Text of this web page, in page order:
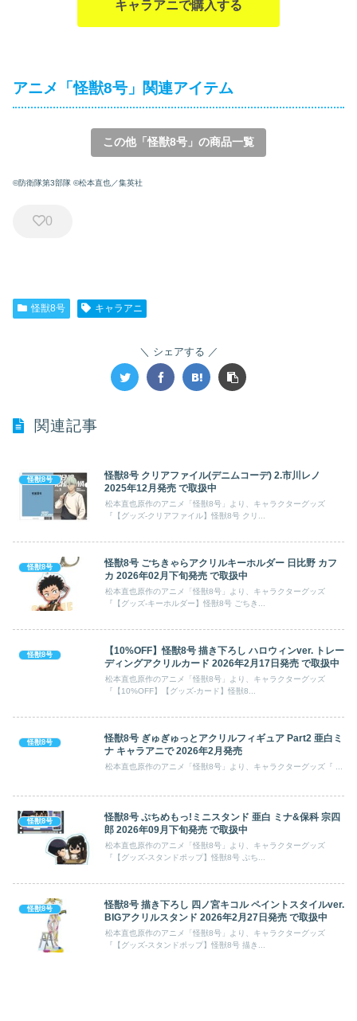
キャラアニで購入する
アニメ「怪獣8号」関連アイテム
この他「怪獣8号」の商品一覧
©防衛隊第3部隊 ©松本直也／集英社
0
怪獣8号 キャラアニ
シェアする
関連記事
怪獣8号
怪獣8号 クリアファイル(デニムコーデ) 2.市川レノ
2025年12月発売 で取扱中
松本直也原作のアニメ「怪獣8号」より、キャラクターグッズ
『【グッズ-クリアファイル】怪獣8号 クリ...
怪獣8号
怪獣8号 ごちきゃらアクリルキーホルダー 日比野 カフ
カ 2026年02月下旬発売 で取扱中
松本直也原作のアニメ「怪獣8号」より、キャラクターグッズ
『【グッズ-キーホルダー】怪獣8号 ごちき...
怪獣8号
【10%OFF】怪獣8号 描き下ろし ハロウィンver. トレー
ディングアクリルカード 2026年2月17日発売 で取扱中
松本直也原作のアニメ「怪獣8号」より、キャラクターグッズ
『【10%OFF】【グッズ-カード】怪獣8...
怪獣8号
怪獣8号 ぎゅぎゅっとアクリルフィギュア Part2 亜白ミ
ナ キャラアニで 2026年2月発売
怪獣8号
怪獣8号 ぷちめもっ!ミニスタンド 亜白 ミナ&保科 宗四
郎 2026年09月下旬発売 で取扱中
松本直也原作のアニメ「怪獣8号」より、キャラクターグッズ
『【グッズ-スタンドポップ】怪獣8号 ぷち...
怪獣8号
怪獣8号 描き下ろし 四ノ宮キコル ペイントスタイルver.
BIGアクリルスタンド 2026年2月27日発売 で取扱中
松本直也原作のアニメ「怪獣8号」より、キャラクターグッズ
『【グッズ-スタンドポップ】怪獣8号 描き...